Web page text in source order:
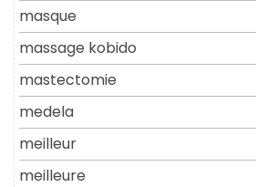
masque
massage kobido
mastectomie
medela
meilleur
meilleure